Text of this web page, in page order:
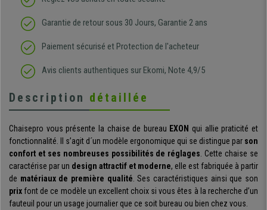
Garantie de retour sous 30 Jours, Garantie 2 ans
Paiement sécurisé et Protection de l'acheteur
Avis clients authentiques sur Ekomi, Note 4,9/5
Description détaillée
Chaisepro vous présente la chaise de bureau EXON qui allie praticité et
fonctionnalité. Il s’agit d´un modèle ergonomique qui se distingue par son
confort et ses nombreuses possibilités de réglages. Cette chaise se
caractérise par un design attractif et moderne, elle est fabriquée à partir
de matériaux de première qualité. Ses caractéristiques ainsi que son
prix font de ce modèle un excellent choix si vous êtes à la recherche d’un
fauteuil pour un usage journalier que ce soit bureau ou bien chez vous.